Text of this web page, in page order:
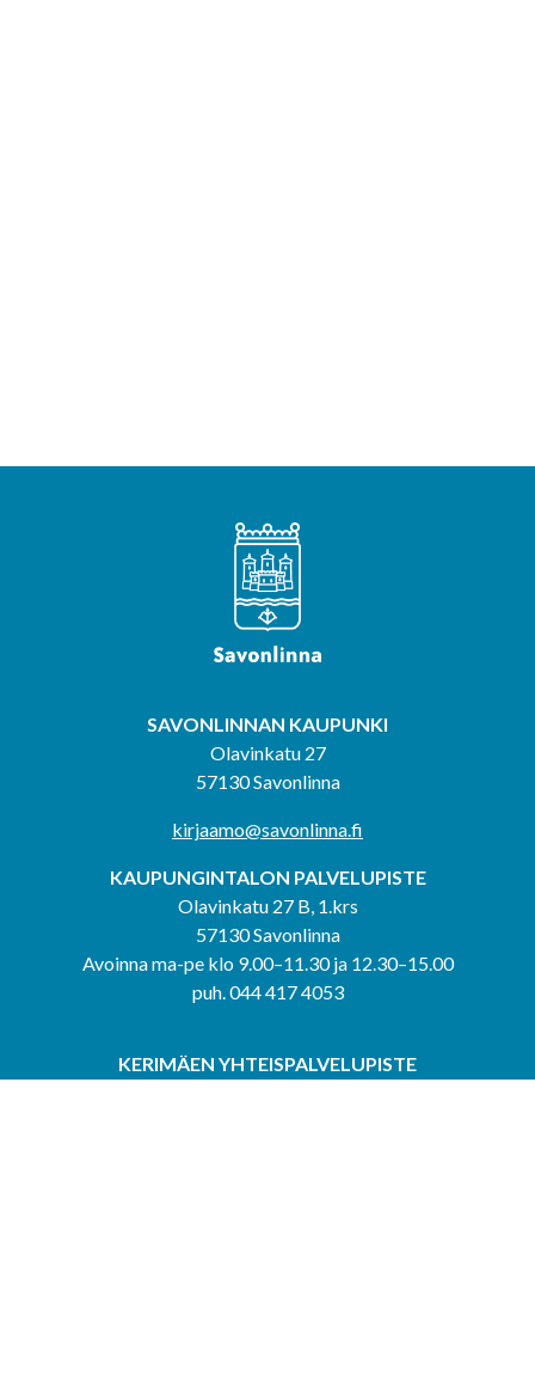
SAVONLINNAN KAUPUNKI
Olavinkatu 27
57130 Savonlinna
kirjaamo@savonlinna.fi
KAUPUNGINTALON PALVELUPISTE
Olavinkatu 27 B, 1.krs
57130 Savonlinna
Avoinna ma-pe klo 9.00–11.30 ja 12.30–15.00
puh. 044 417 4053
KERIMÄEN YHTEISPALVELUPISTE